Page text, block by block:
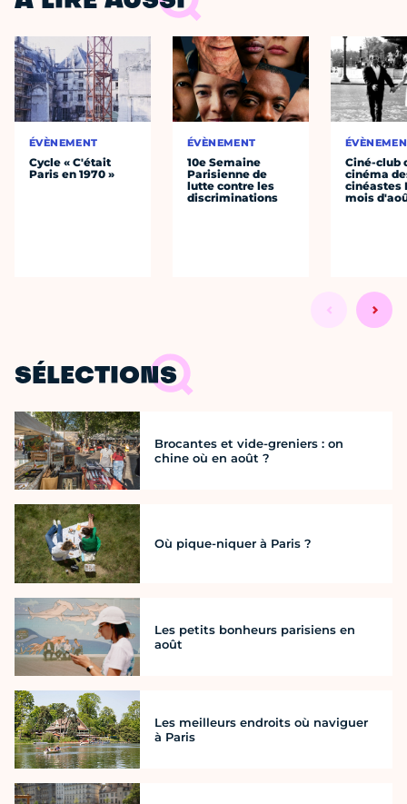
ÉVÈNEMENT
Cycle « C'était
Paris en 1970 »
ÉVÈNEMENT
10e Semaine
Parisienne de
lutte contre les
discriminations
Ciné-club
cinéma
cinéastes
mois
SÉLECTIONS
Brocantes et vide-greniers : on
chine où en août ?
Où pique-niquer à Paris ?
Les petits bonheurs parisiens en
août
Les meilleurs endroits où naviguer
à Paris